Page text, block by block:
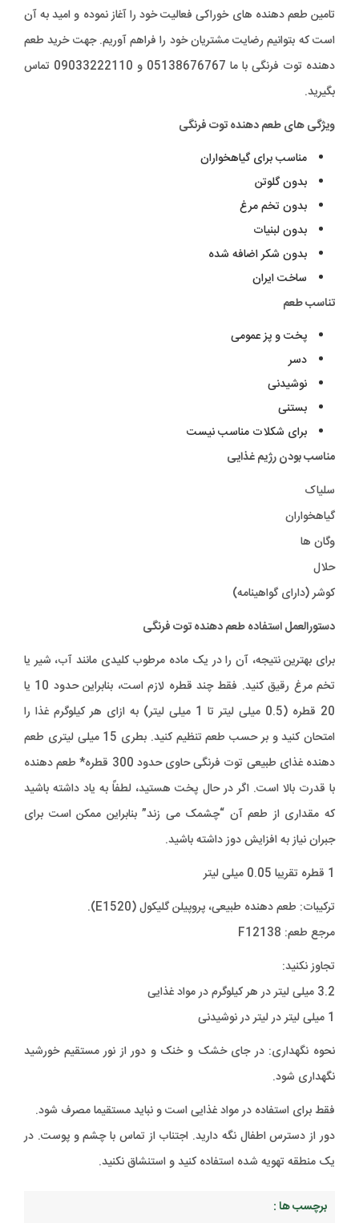
تامین طعم دهنده های خوراکی فعالیت خود را آغاز نموده و امید به آن
است که بتوانیم رضایت مشتریان خود را فراهم آوریم. جهت خرید طعم
دهنده توت فرنگی با ما 05138676767 و 09033222110 تماس
بگیرید.
ویژگی های طعم دهنده توت فرنگی
مناسب برای گیاهخواران
بدون گلوتن
بدون تخم مرغ
بدون لبنیات
بدون شکر اضافه شده
ساخت ایران
تناسب طعم
پخت و پز عمومی
دسر
نوشیدنی
بستنی
برای شکلات مناسب نیست
مناسب بودن رژیم غذایی
سلیاک
گیاهخواران
وگان ها
حلال
کوشر (دارای گواهینامه)
دستورالعمل استفاده طعم دهنده توت فرنگی
برای بهترین نتیجه، آن را در یک ماده مرطوب کلیدی مانند آب، شیر یا
تخم مرغ رقیق کنید. فقط چند قطره لازم است، بنابراین حدود 10 یا
20 قطره (0.5 میلی لیتر تا 1 میلی لیتر) به ازای هر کیلوگرم غذا را
امتحان کنید و بر حسب طعم تنظیم کنید. بطری 15 میلی لیتری طعم
دهنده غذای طبیعی توت فرنگی حاوی حدود 300 قطره* طعم دهنده
با قدرت بالا است. اگر در حال پخت هستید، لطفاً به یاد داشته باشید
که مقداری از طعم آن “چشمک می زند” بنابراین ممکن است برای
جبران نیاز به افزایش دوز داشته باشید.
1 قطره تقریبا 0.05 میلی لیتر
ترکیبات: طعم دهنده طبیعی، پروپیلن گلیکول (E1520).
مرجع طعم: F12138
تجاوز نکنید:
3.2 میلی لیتر در هر کیلوگرم در مواد غذایی
1 میلی لیتر در لیتر در نوشیدنی
نحوه نگهداری: در جای خشک و خنک و دور از نور مستقیم خورشید
نگهداری شود.
فقط برای استفاده در مواد غذایی است و نباید مستقیما مصرف شود.
دور از دسترس اطفال نگه دارید. اجتناب از تماس با چشم و پوست. در
یک منطقه تهویه شده استفاده کنید و استنشاق نکنید.
برچسب ها :